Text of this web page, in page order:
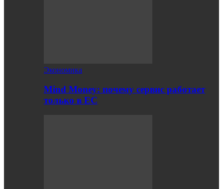
Экономика
Mind Money: почему сервис работает
только в ЕС